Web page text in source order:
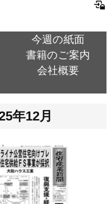
今週の紙面
書籍のご案内
会社概要
年12月